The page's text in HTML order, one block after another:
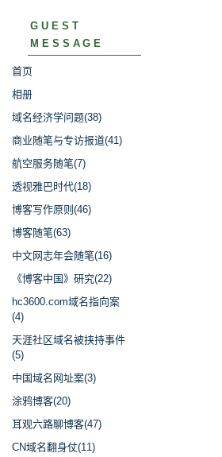
GUEST
MESSAGE
首页
相册
域名经济学问题(38)
商业随笔与专访报道(41)
航空服务随笔(7)
透视雅巴时代(18)
博客写作原则(46)
博客随笔(63)
中文网志年会随笔(16)
《博客中国》研究(22)
hc3600.com域名指向案
(4)
天涯社区域名被挟持事件
(5)
中国域名网址案(3)
涂鸦博客(20)
耳观六路聊博客(47)
CN域名翻身仗(11)